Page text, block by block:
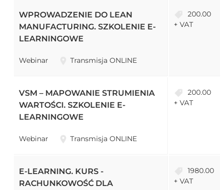
WPROWADZENIE DO LEAN
MANUFACTURING. SZKOLENIE E-
LEARNINGOWE
Webinar Transmisja ONLINE
200.00
+ VAT
VSM – MAPOWANIE STRUMIENIA
WARTOŚCI. SZKOLENIE E-
LEARNINGOWE
Webinar Transmisja ONLINE
200.00
+ VAT
E-LEARNING. KURS -
RACHUNKOWOŚĆ DLA
1980.00
+ VAT